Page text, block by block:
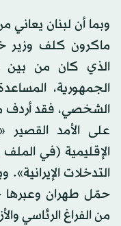
ماكرون كلف وزير
الذي كان من
الجمهورية،
الشخصي، فقد أردف
على الأمد
الإقليمية (في الملف
التدخلات
حمّل طهران وعبرها
من الفراغ الرئاسي